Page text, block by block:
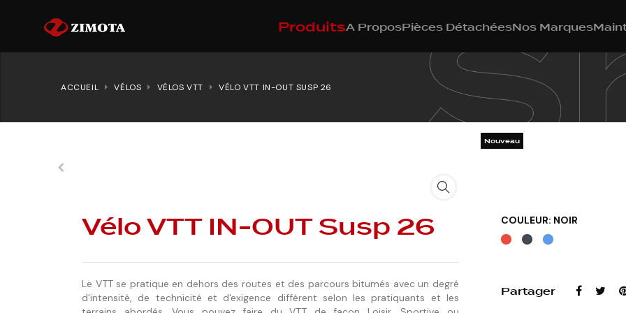
ProduitsA ProposPièces DétachéesNos Marques
ACCUEIL VÉLOS VÉLOS VTT VÉLO VTT IN-OUT SUSP 26
Nouveau
Vélo VTT IN-OUT Susp 26
Le VTT se pratique en dehors des routes et des parcours bitumés avec un degré
d'intensité, de technicité et d'exigence différent selon les pratiquants et les
COULEUR: NOIR
RougeNoir Bleu
Partager